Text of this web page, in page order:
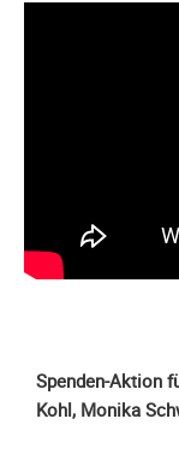
Galerie
Galerie
2022
Spenden-Aktion
Kohl, Monika